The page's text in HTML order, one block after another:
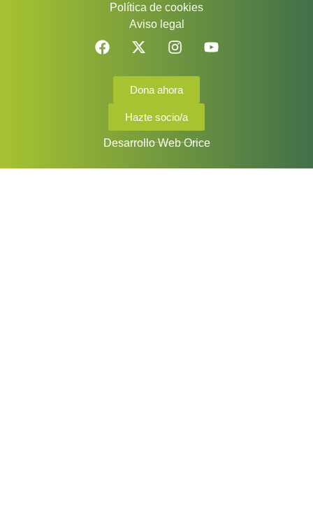
Política de cookies
Aviso legal
Dona ahora
Hazte socio/a
Desarrollo Web Orice